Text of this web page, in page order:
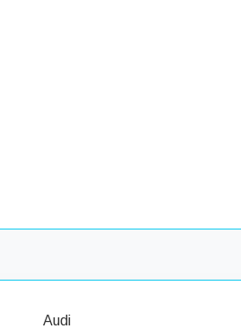
Audi